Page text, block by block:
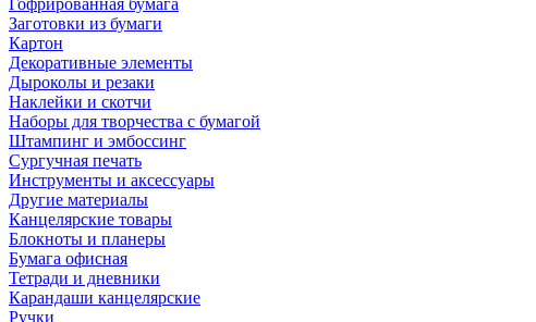
Гофрированная бумага
Заготовки из бумаги
Картон
Декоративные элементы
Дыроколы и резаки
Наклейки и скотчи
Наборы для творчества с бумагой
Штампинг и эмбоссинг
Сургучная печать
Инструменты и аксессуары
Другие материалы
Канцелярские товары
Блокноты и планеры
Бумага офисная
Тетради и дневники
Карандаши канцелярские
Ручки